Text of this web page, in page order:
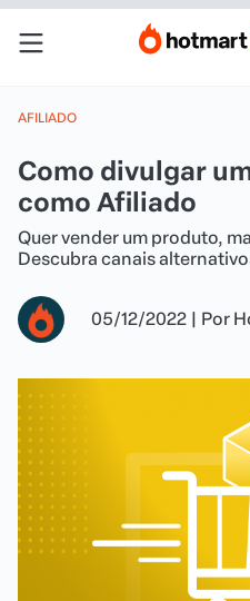
AFILIADO
Como divulgar
como Afiliado
Quer vender um produto,
Descubra canais
05/12/2022 | Por